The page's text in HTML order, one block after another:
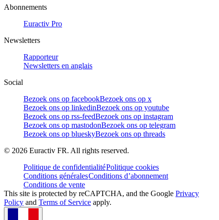
Abonnements
Euractiv Pro
Newsletters
Rapporteur
Newsletters en anglais
Social
Bezoek ons op facebookBezoek ons op x
Bezoek ons op linkedinBezoek ons op youtube
Bezoek ons op rss-feedBezoek ons op instagram
Bezoek ons op mastodonBezoek ons op telegram
Bezoek ons op blueskyBezoek ons op threads
© 2026 Euractiv FR. All rights reserved.
Politique de confidentialitéPolitique cookies
Conditions généralesConditions d’abonnement
Conditions de vente
This site is protected by reCAPTCHA, and the Google Privacy
Policy and Terms of Service apply.